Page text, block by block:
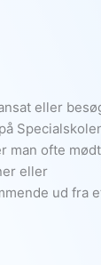
eller
man ofte
eller
ud fra